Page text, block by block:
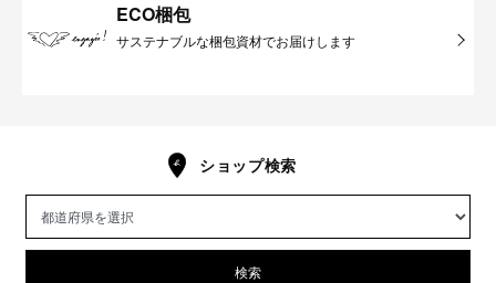
ECO梱包
サステナブルな梱包資材でお届けします
ショップ検索
検索